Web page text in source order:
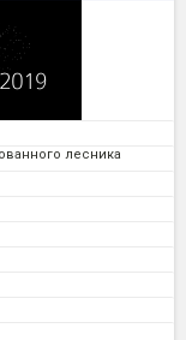
лесника